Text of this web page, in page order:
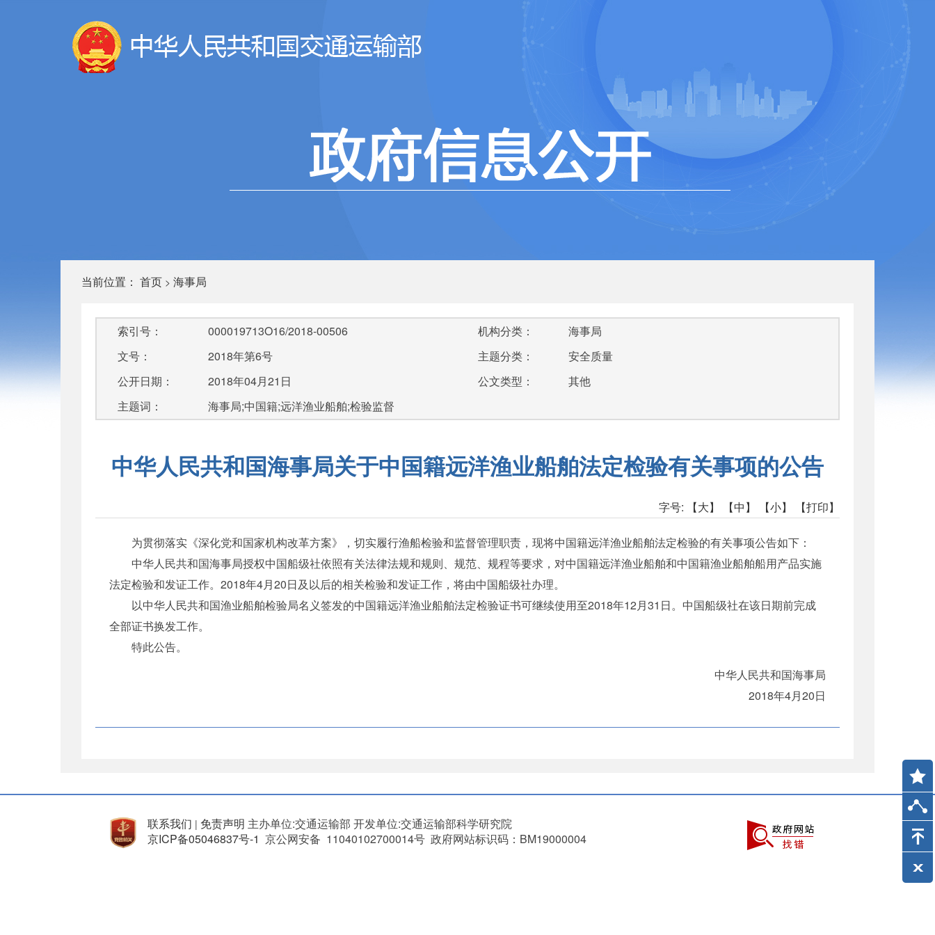
当前位置： 首页 > 海事局
索引号：
000019713O16/2018-00506
文号：
2018年第6号
公开日期：
2018年04月21日
主题词：
海事局;中国籍;远洋渔业船舶;检验监督
机构分类：
海事局
主题分类：
安全质量
公文类型：
其他
中华人民共和国海事局关于中国籍远洋渔业船舶法定检验有关事项的公告
字号: 【大】 【中】 【小】 【打印】
为贯彻落实《深化党和国家机构改革方案》，切实履行渔船检验和监督管理职责，现将中国籍远洋渔业船舶法定检验的有关事项公告如下：
中华人民共和国海事局授权中国船级社依照有关法律法规和规则、规范、规程等要求，对中国籍远洋渔业船舶和中国籍渔业船舶船用产品实施
法定检验和发证工作。2018年4月20日及以后的相关检验和发证工作，将由中国船级社办理。
以中华人民共和国渔业船舶检验局名义签发的中国籍远洋渔业船舶法定检验证书可继续使用至2018年12月31日。中国船级社在该日期前完成
全部证书换发工作。
特此公告。
中华人民共和国海事局
2018年4月20日
联系我们 | 免责声明 主办单位:交通运输部 开发单位:交通运输部科学研究院
京ICP备05046837号-1 京公网安备 11040102700014号 政府网站标识码：BM19000004